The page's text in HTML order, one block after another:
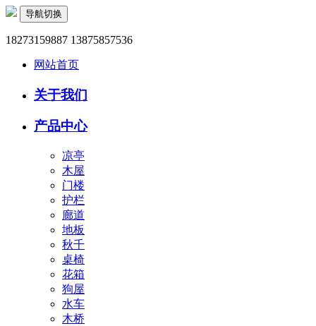
导航切换
18273159887 13875857536
网站首页
关于我们
产品中心
凉亭
木屋
门楼
护栏
廊道
地板
秋千
桌椅
花箱
狗屋
水车
木桥